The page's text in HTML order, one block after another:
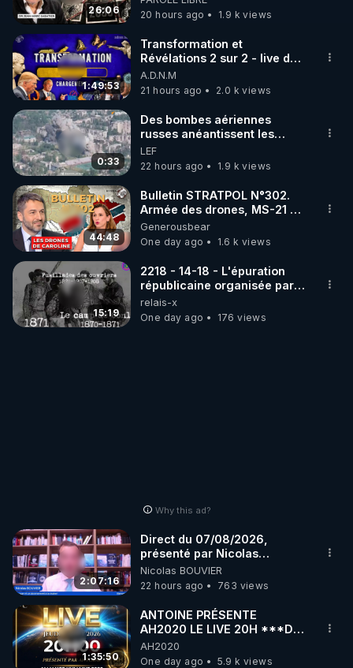
26:06
jusqu où auront-t-il ?
20 hours ago
1.9 k views
1:49:53
Transformation et
Révélations 2 sur 2 - live du
07/08/26
A.D.N.M
21 hours ago
2.0 k views
0:33
Des bombes aériennes
russes anéantissent les
centres de contrôle de
drones de 3 brigades
ukrainienne
LEF
22 hours ago
1.9 k views
44:48
Bulletin STRATPOL N°302.
Armée des drones, MS-21 en
série, missiles coréens.
07.08.2026.
Generousbear
One day ago
1.6 k views
15:19
2218 - 14-18 - L'épuration
républicaine organisée par
les frères de la truelle
relais-x
One day ago
176 views
Why this ad?
2:07:16
Direct du 07/08/2026,
présenté par Nicolas
BOUVIER
Nicolas BOUVIER
22 hours ago
763 views
1:35:50
ANTOINE PRÉSENTE
AH2020 LE LIVE 20H ***DU
06/08/2026***
AH2020
One day ago
5.9 k views